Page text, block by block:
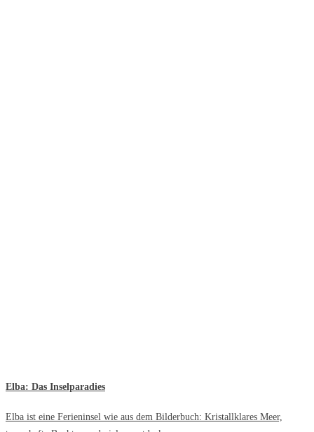
Elba: Das Inselparadies
Elba ist eine Ferieninsel wie aus dem Bilderbuch: Kristallklares Meer,